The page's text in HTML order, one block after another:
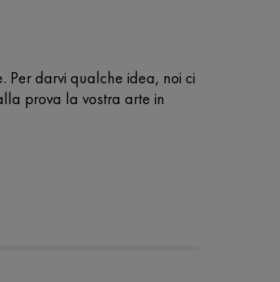
Per darvi qualche idea, noi ci
prova la vostra arte in